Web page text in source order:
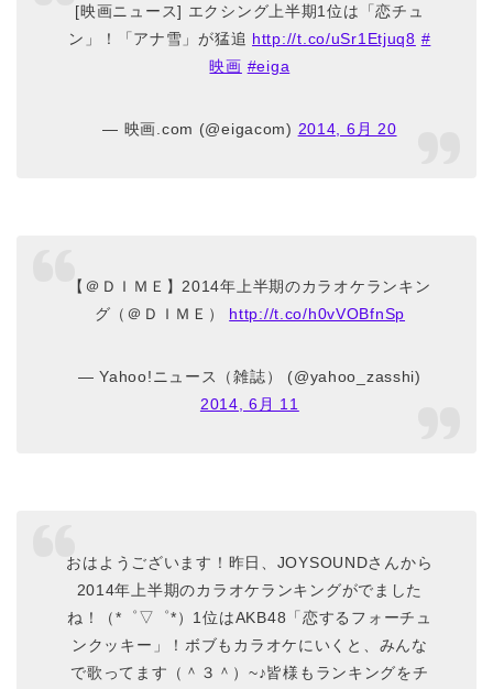
[映画ニュース] エクシング上半期1位は「恋チュ
ン」！「アナ雪」が猛追 http://t.co/uSr1Etjuq8 #
映画 #eiga
— 映画.com (@eigacom) 2014, 6月 20
【＠ＤＩＭＥ】2014年上半期のカラオケランキン
グ（＠ＤＩＭＥ） http://t.co/h0vVOBfnSp
— Yahoo!ニュース（雑誌） (@yahoo_zasshi)
2014, 6月 11
おはようございます！昨日、JOYSOUNDさんから
2014年上半期のカラオケランキングがでました
ね！（*゜▽゜*）1位はAKB48「恋するフォーチュ
ンクッキー」！ボブもカラオケにいくと、みんな
で歌ってます（＾３＾）~♪皆様もランキングをチ